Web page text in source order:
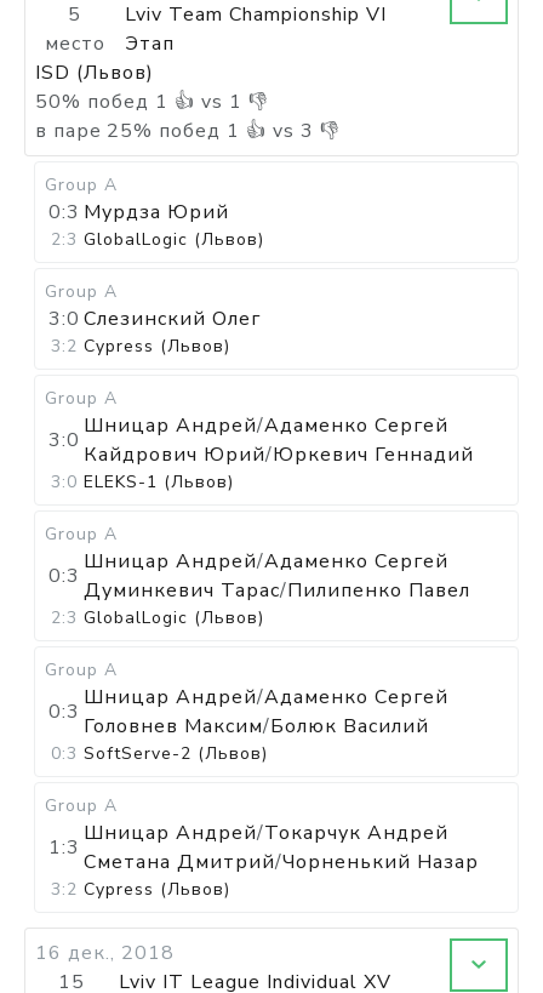
5
место
Lviv Team Championship VI
Этап
ISD (Львов)
50% побед 1 👍 vs 1 👎
в паре 25% побед 1 👍 vs 3 👎
Group A
0:3 Мурдза Юрий
2:3 GlobalLogic (Львов)
Group A
3:0 Слезинский Олег
3:2 Cypress (Львов)
Group A
3:0
Шницар Андрей/Адаменко Сергей
Кайдрович Юрий/Юркевич Геннадий
3:0 ELEKS-1 (Львов)
Group A
0:3
Шницар Андрей/Адаменко Сергей
Думинкевич Тарас/Пилипенко Павел
2:3 GlobalLogic (Львов)
Group A
0:3
Шницар Андрей/Адаменко Сергей
Головнев Максим/Болюк Василий
0:3 SoftServe-2 (Львов)
Group A
1:3
Шницар Андрей/Токарчук Андрей
Сметана Дмитрий/Чорненький Назар
3:2 Cypress (Львов)
16 дек., 2018
15
Lviv IT League Individual XV